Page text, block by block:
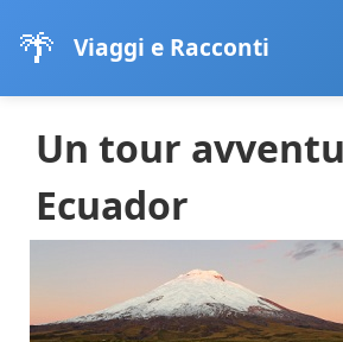
🌴 Viaggi e Racconti
Un tour
Ecuador